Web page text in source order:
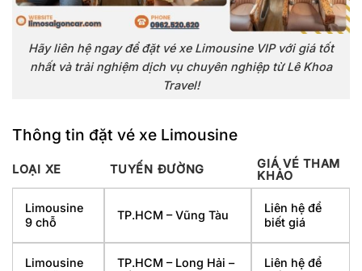
Hãy liên hệ ngay để đặt vé xe Limousine VIP với giá tốt
nhất và trải nghiệm dịch vụ chuyên nghiệp từ Lê Khoa
Travel!
Thông tin đặt vé xe Limousine
LOẠI XE TUYẾN ĐƯỜNG
GIÁ VÉ THAM
KHẢO
Limousine
9 chỗ
TP.HCM – Vũng Tàu
Liên hệ để
biết giá
Limousine
TP.HCM – Long Hải –
Liên hệ để